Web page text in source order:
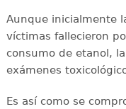
Aunque inicialmente
víctimas fallecieron
consumo de etanol,
exámenes
Es así como se